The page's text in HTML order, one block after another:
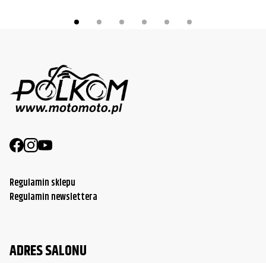
Regulamin sklepu
Regulamin newslettera
ADRES SALONU